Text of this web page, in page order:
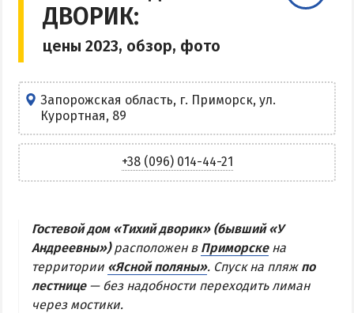
Центр Кирилловки
Степок
Частный сектор в Кирилловке
Жилье в Кирилловке с бассейном
Жилье на первой линии
Недорогое жилье в Кирилловке
Веб-камеры Арабатки и Геническа
Цены на Арабатской Стрелке 2026
Проезд на Арабатскую Стрелку
ДВОРИК:
цены 2023, обзор, фото
Запорожская область, г. Приморск, ул.
Курортная, 89
+38 (096) 014-44-21
Гостевой дом «Тихий дворик» (бывший «У
Андреевны»)расположен в Приморскена
территории «Ясной поляны». Спуск на пляж по
лестнице— без надобности переходить лиман
через мостики.